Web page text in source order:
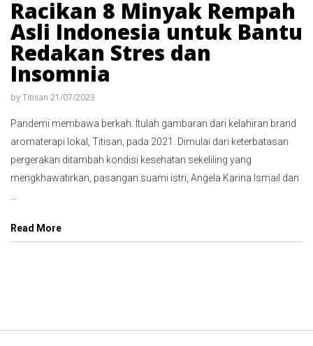
Racikan 8 Minyak Rempah
Asli Indonesia untuk Bantu
Redakan Stres dan
Insomnia
byTitisan 21/07/2023
Pandemi membawa berkah. Itulah gambaran dari kelahiran brand
aromaterapi lokal, Titisan, pada 2021. Dimulai dari keterbatasan
pergerakan ditambah kondisi kesehatan sekeliling yang
mengkhawatirkan, pasangan suami istri, Angela Karina Ismail dan
...
Read More